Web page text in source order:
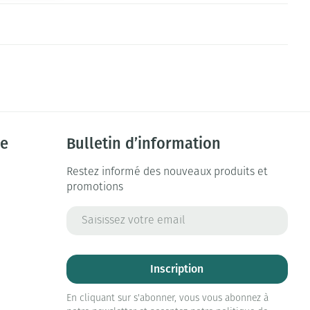
Bulletin d’information
Restez informé des nouveaux produits et
promotions
Inscription
En cliquant sur s'abonner, vous vous abonnez à